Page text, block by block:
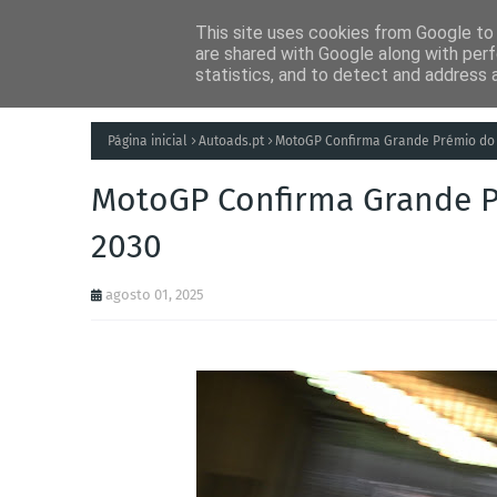
Notícias
Página inicial Autoads.pt MotoGP Confirma Grande Prémio
MotoGP Confirma Grande
2030
agosto 01, 2025
This site uses cookies from Google
are shared with Google along with
statistics, and to detect and address